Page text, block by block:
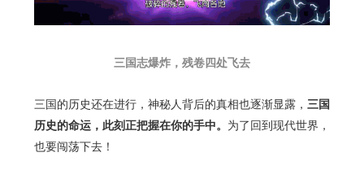
三国志爆炸，残卷四处飞去
三国的历史还在进行，神秘人背后的真相也逐渐显露， 三国
历史的命运，此刻正把握在你的手中。 为了回到现代世界，
也要闯荡下去！